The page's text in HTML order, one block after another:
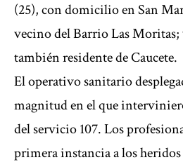
(25), con domicilio en San
vecino del Barrio Las
también residente de Caucete.
El operativo sanitario
magnitud en el que
del servicio 107. Los
primera instancia a los